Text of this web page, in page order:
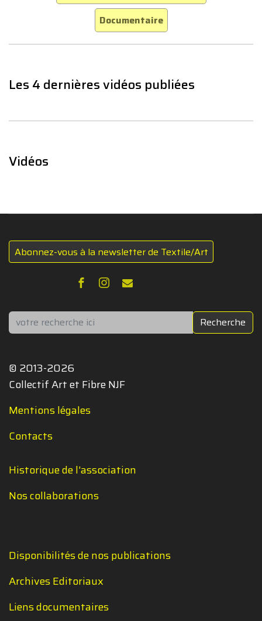
Documentaire
Les 4 dernières vidéos publiées
Vidéos
Abonnez-vous à la newsletter de Textile/Art
Rechercher Recherche
© 2013-2026
Collectif Art et Fibre NJF
Mentions légales
Contacts
Historique de l'association
Nos collaborations
Disponibilités de nos publications
Archives Editoriaux
Liens documentaires